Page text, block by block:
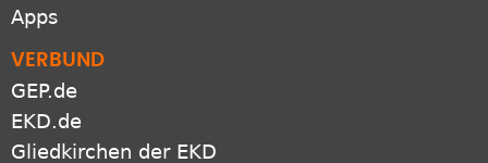
Apps
VERBUND
GEP.de
EKD.de
Gliedkirchen der EKD